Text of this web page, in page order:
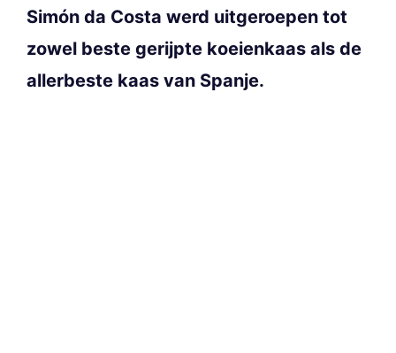
Simón da Costa werd uitgeroepen tot
zowel beste gerijpte koeienkaas als de
allerbeste kaas van Spanje.